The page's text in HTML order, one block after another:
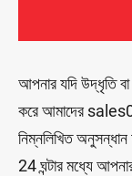
আপনার যদি উদ্ধৃতি
করে আমাদের
নিম্নলিখিত
24 ঘন্টার মধ্যে